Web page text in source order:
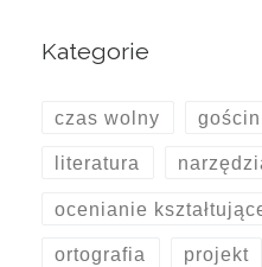
Kategorie
czas wolny
literatura
ocenianie
ortografia projekt